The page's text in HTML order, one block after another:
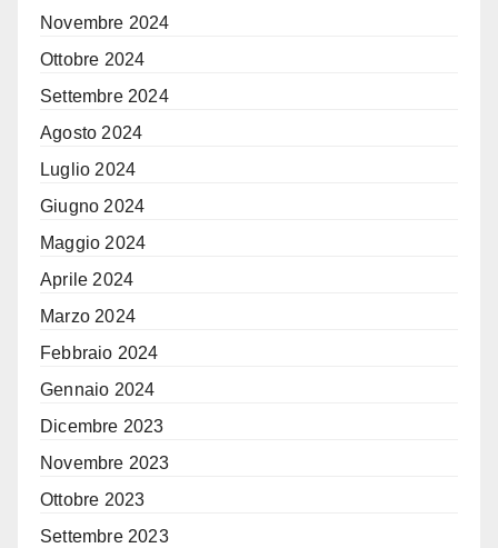
Novembre 2024
Ottobre 2024
Settembre 2024
Agosto 2024
Luglio 2024
Giugno 2024
Maggio 2024
Aprile 2024
Marzo 2024
Febbraio 2024
Gennaio 2024
Dicembre 2023
Novembre 2023
Ottobre 2023
Settembre 2023